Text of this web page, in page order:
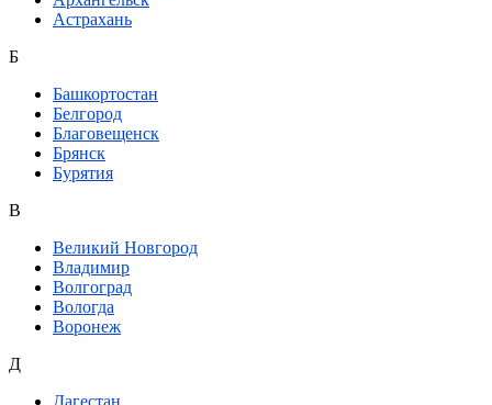
Астрахань
Б
Башкортостан
Белгород
Благовещенск
Брянск
Бурятия
В
Великий Новгород
Владимир
Волгоград
Вологда
Воронеж
Д